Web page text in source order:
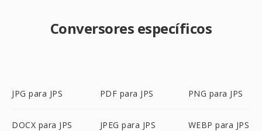
Conversores específicos
JPG para JPS PDF para JPS PNG para JPS
DOCX para JPS JPEG para JPS WEBP para JPS